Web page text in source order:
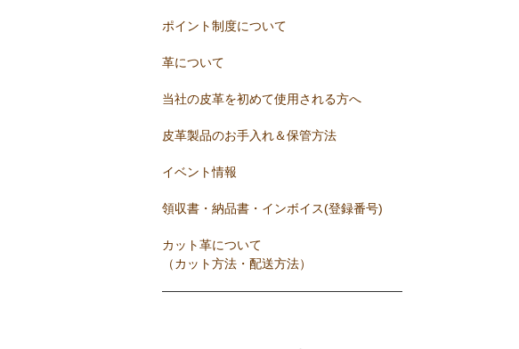
ポイント制度について
革について
当社の皮革を初めて使用される方へ
皮革製品のお手入れ＆保管方法
イベント情報
領収書・納品書・インボイス(登録番号)
カット革について
（カット方法・配送方法）